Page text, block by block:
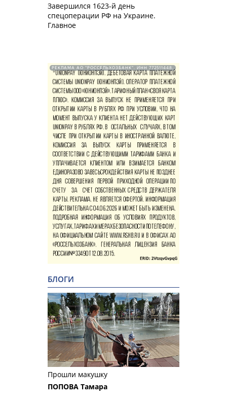
Завершился 1623-й день
спецоперации РФ на Украине.
Главное
РЕКЛАМА АО "РОССЕЛЬХОЗБАНК". ИНН 772511448.
БЛОГИ
Прошли макушку
ПОПОВА Тамара